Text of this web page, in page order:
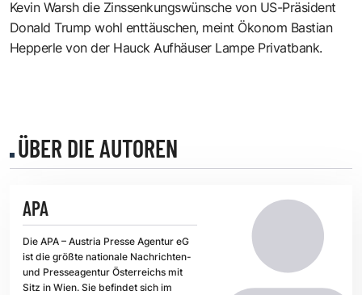
Kevin Warsh die Zinssenkungswünsche von US-Präsident
Donald Trump wohl enttäuschen, meint Ökonom Bastian
Hepperle von der Hauck Aufhäuser Lampe Privatbank.
ÜBER DIE AUTOREN
APA
Die APA – Austria Presse Agentur eG
ist die größte nationale Nachrichten-
und Presseagentur Österreichs mit
Sitz in Wien. Sie befindet sich im